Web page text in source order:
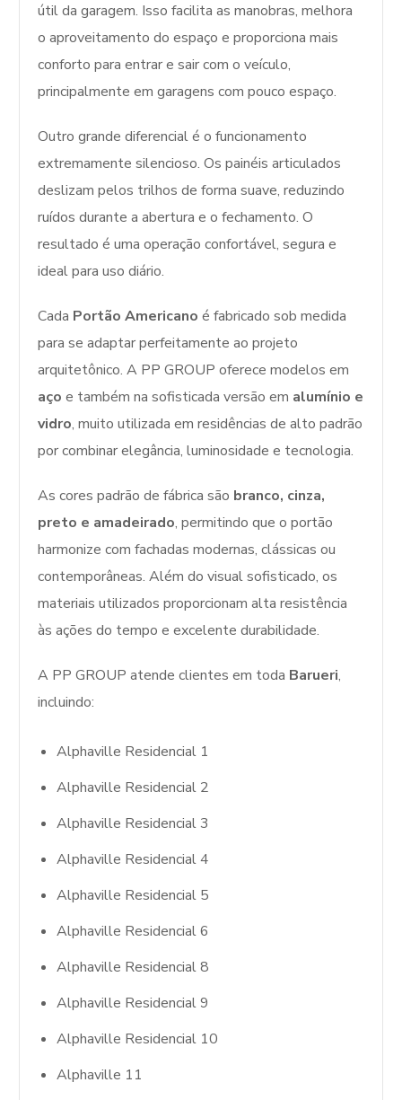
útil da garagem. Isso facilita as manobras, melhora
o aproveitamento do espaço e proporciona mais
conforto para entrar e sair com o veículo,
principalmente em garagens com pouco espaço.
Outro grande diferencial é o funcionamento
extremamente silencioso. Os painéis articulados
deslizam pelos trilhos de forma suave, reduzindo
ruídos durante a abertura e o fechamento. O
resultado é uma operação confortável, segura e
ideal para uso diário.
Cada Portão Americano é fabricado sob medida
para se adaptar perfeitamente ao projeto
arquitetônico. A PP GROUP oferece modelos em
aço e também na sofisticada versão em alumínio e
vidro, muito utilizada em residências de alto padrão
por combinar elegância, luminosidade e tecnologia.
As cores padrão de fábrica são branco, cinza,
preto e amadeirado, permitindo que o portão
harmonize com fachadas modernas, clássicas ou
contemporâneas. Além do visual sofisticado, os
materiais utilizados proporcionam alta resistência
às ações do tempo e excelente durabilidade.
A PP GROUP atende clientes em toda Barueri,
incluindo:
Alphaville Residencial 1
Alphaville Residencial 2
Alphaville Residencial 3
Alphaville Residencial 4
Alphaville Residencial 5
Alphaville Residencial 6
Alphaville Residencial 8
Alphaville Residencial 9
Alphaville Residencial 10
Alphaville 11